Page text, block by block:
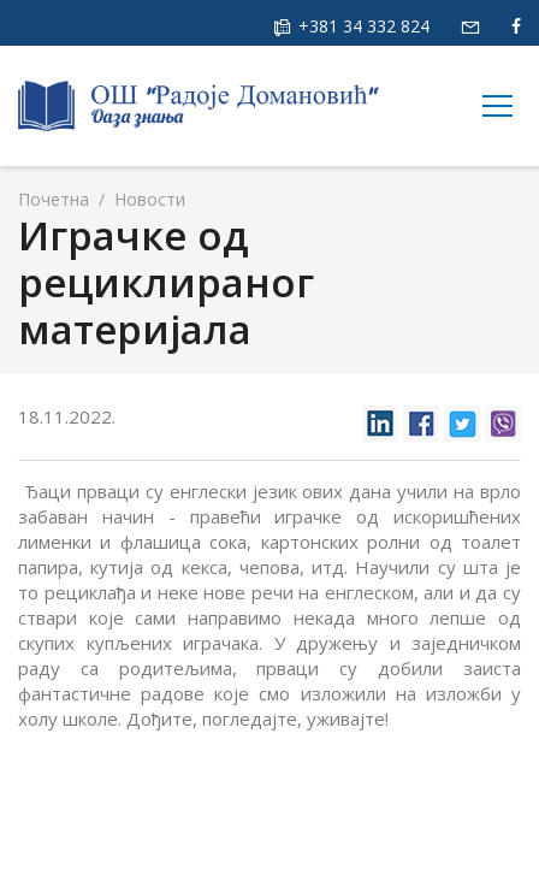
+381 34 332 824
Почетна / Новости
Играчке од
рециклираног
материјала
18.11.2022.
Ђаци прваци су енглески језик ових дана учили на врло
забаван начин - правећи играчке од искоришћених
лименки и флашица сока, картонских ролни од тоалет
папира, кутија од кекса, чепова, итд. Научили су шта је
то рециклађа и неке нове речи на енглеском, али и да су
ствари које сами направимо некада много лепше од
скупих купљених играчака. У дружењу и заједничком
раду са родитељима, прваци су добили заиста
фантастичне радове које смо изложили на изложби у
холу школе. Дођите, погледајте, уживајте!